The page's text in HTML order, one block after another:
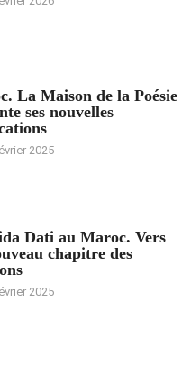
La Maison de la Poésie
ses nouvelles
2025
Dati au Maroc. Vers
chapitre des
2025